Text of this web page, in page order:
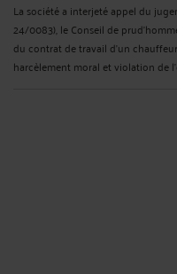
La société a interjeté appel du
24/0083), le Conseil de
du contrat de travail d’un
harcèlement moral et violation de